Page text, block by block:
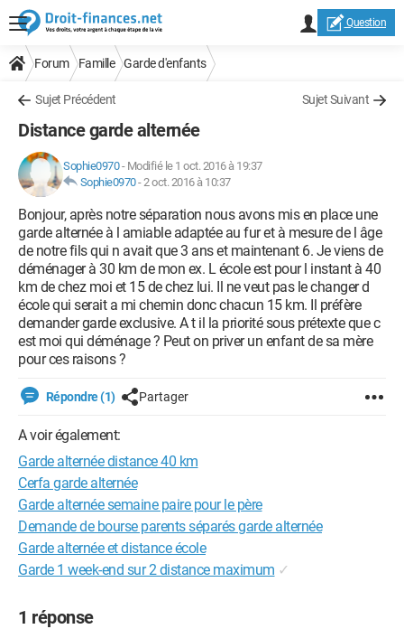
Question
Forum Famille Garde d'enfants
Sujet Précédent Sujet Suivant
Distance garde alternée
Sophie0970- Modifié le 1 oct. 2016 à 19:37
Sophie0970-2 oct. 2016 à 10:37
Bonjour, après notre séparation nous avons mis en place une
garde alternée à l amiable adaptée au fur et à mesure de l âge
de notre fils qui n avait que 3 ans et maintenant 6. Je viens de
déménager à 30 km de mon ex. L école est pour l instant à 40
km de chez moi et 15 de chez lui. Il ne veut pas le changer d
école qui serait a mi chemin donc chacun 15 km. Il préfère
demander garde exclusive. A t il la priorité sous prétexte que c
est moi qui déménage ? Peut on priver un enfant de sa mère
pour ces raisons ?
Répondre (1) Partager
A voir également:
Garde alternée distance 40 km
Cerfa garde alternée
Garde alternée semaine paire pour le père
Demande de bourse parents séparés garde alternée
Garde alternée et distance école
Garde 1 week-end sur 2 distance maximum ✓
1 réponse